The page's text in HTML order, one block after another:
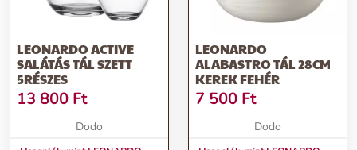
LEONARDO ACTIVE
SALÁTÁS TÁL SZETT
5RÉSZES
13 800 Ft
Dodo
LEONARDO
ALABASTRO TÁL 28CM
KEREK FEHÉR
7 500 Ft
Dodo